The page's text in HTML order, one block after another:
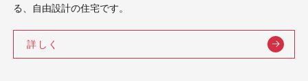
る、自由設計の住宅です。
詳しく